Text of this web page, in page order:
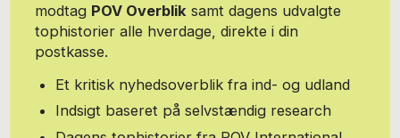
modtag POV Overblik samt dagens udvalgte
tophistorier alle hverdage, direkte i din
postkasse.
Et kritisk nyhedsoverblik fra ind- og udland
Indsigt baseret på selvstændig research